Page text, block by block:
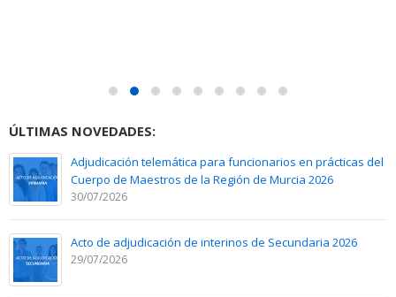
ÚLTIMAS NOVEDADES:
Adjudicación telemática para funcionarios en prácticas del
Cuerpo de Maestros de la Región de Murcia 2026
30/07/2026
Acto de adjudicación de interinos de Secundaria 2026
29/07/2026